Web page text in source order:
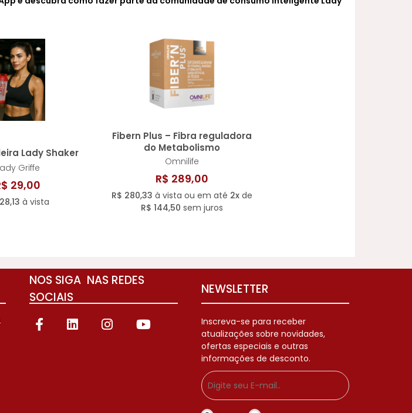
Lady Shaker
Griffe
29,00
à vista
Fibern Plus – Fibra reguladora
do Metabolismo
Omnilife
R$ 289,00
R$ 280,33 à vista ou em até 2x de
R$ 144,50 sem juros
NOS SIGA NAS REDES
SOCIAIS
NEWSLETTER
Inscreva-se para receber
atualizações sobre novidades,
ofertas especiais e outras
informações de desconto.